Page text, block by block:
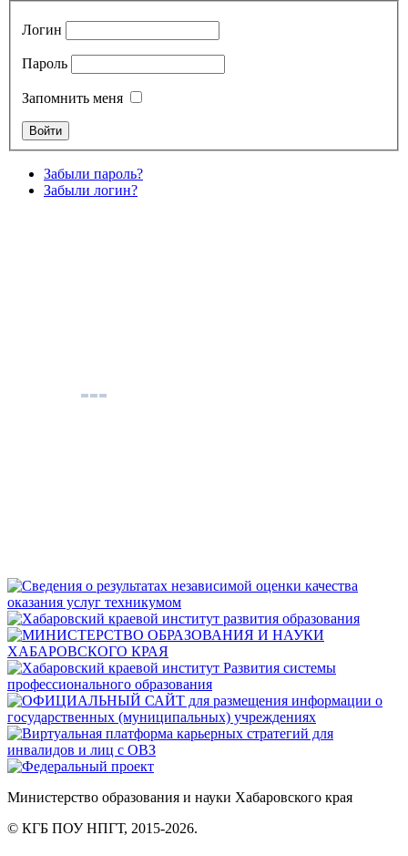
Логин
Пароль
Запомнить меня
Забыли пароль?
Забыли логин?
Министерство образования и науки Хабаровского края
© КГБ ПОУ НПГТ, 2015-2026.